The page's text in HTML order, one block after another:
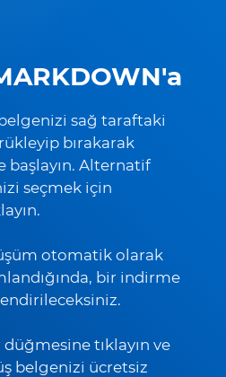
sağ taraftaki
bırakarak
başlayın. Alternatif
seçmek için
otomatik olarak
bir indirme
düğmesine tıklayın ve
belgenizi ücretsiz